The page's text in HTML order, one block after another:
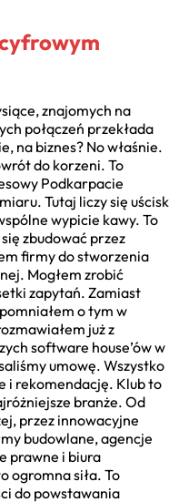
cyfrowym
znajomych na
połączeń przekłada
na biznes? No właśnie.
do korzeni. To
Podkarpacie
Tutaj liczy się uścisk
wypicie kawy. To
zbudować przez
firmy do stworzenia
Mogłem zrobić
zapytań. Zamiast
o tym w
już z
software house’ów w
umowę. Wszystko
i rekomendację. Klub to
branże. Od
przez innowacyjne
budowlane, agencje
prawne i biura
ogromna siła. To
do powstawania